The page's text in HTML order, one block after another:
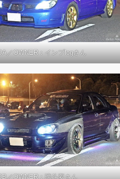
／OWNER：インプlogさん
／OWNER：璃斗夢さん